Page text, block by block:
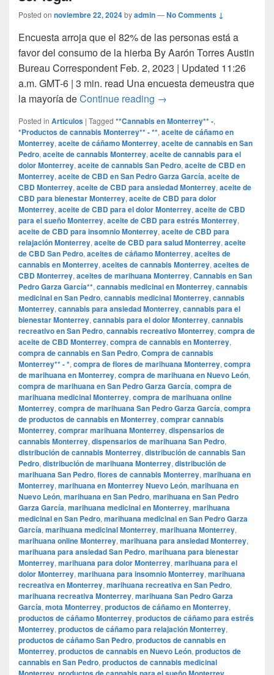
Posted on noviembre 22, 2024byadmin—No Comments ↓
Encuesta arroja que el 82% de las personas está a
favor del consumo de la hierba By Aarón Torres Austin
Bureau Correspondent Feb. 2, 2023 | Updated 11:26
a.m. GMT-6 | 3 min. read Una encuesta demeustra que
la mayoría deContinue reading Mayoría de los texanos
→
Posted in Articulos | Tagged **Cannabis en Monterrey** -,
*Productos de cannabis Monterrey** - **, aceite de cáñamo en
Monterrey, aceite de cáñamo Monterrey, aceite de cannabis en San
Pedro, aceite de cannabis Monterrey, aceite de cannabis para el
dolor Monterrey, aceite de cannabis San Pedro, aceite de CBD en
Monterrey, aceite de CBD en San Pedro Garza García, aceite de
CBD Monterrey, aceite de CBD para ansiedad Monterrey, aceite de
CBD para bienestar Monterrey, aceite de CBD para dolor
Monterrey, aceite de CBD para el dolor Monterrey, aceite de CBD
para el sueño Monterrey, aceite de CBD para estrés Monterrey,
aceite de CBD para insomnio Monterrey, aceite de CBD para
relajación Monterrey, aceite de CBD para salud Monterrey, aceite
de CBD San Pedro, aceites de cáñamo Monterrey, aceites de
cannabis en Monterrey, aceites de cannabis Monterrey, aceites de
CBD Monterrey, aceites de marihuana Monterrey, Cannabis en San
Pedro Garza García**, cannabis medicinal en Monterrey, cannabis
medicinal en San Pedro, cannabis medicinal Monterrey, cannabis
Monterrey, cannabis para ansiedad Monterrey, cannabis para el
bienestar Monterrey, cannabis para el dolor Monterrey, cannabis
recreativo en San Pedro, cannabis recreativo Monterrey, compra de
aceite de CBD Monterrey, compra de cannabis en Monterrey,
compra de cannabis en San Pedro, Compra de cannabis
Monterrey** - *, compra de flores de marihuana Monterrey, compra
de marihuana en Monterrey, compra de marihuana en Nuevo León,
compra de marihuana en San Pedro Garza García, compra de
marihuana medicinal Monterrey, compra de marihuana online
Monterrey, compra de marihuana San Pedro Garza García, compra
de productos de cannabis en Monterrey, comprar cannabis
Monterrey, comprar marihuana Monterrey, dispensarios de
cannabis Monterrey, dispensarios de marihuana San Pedro,
distribución de cannabis Monterrey, distribución de cannabis San
Pedro, distribución de marihuana Monterrey, distribución de
marihuana San Pedro, flores de cannabis Monterrey, marihuana en
Monterrey, marihuana en Monterrey Nuevo León, marihuana en
Nuevo León, marihuana en San Pedro, marihuana en San Pedro
Garza García, marihuana medicinal en Monterrey, marihuana
medicinal en San Pedro, marihuana medicinal en San Pedro Garza
García, marihuana medicinal Monterrey, marihuana Monterrey,
marihuana online Monterrey, marihuana para ansiedad Monterrey,
marihuana para ansiedad San Pedro, marihuana para bienestar
Monterrey, marihuana para dolor Monterrey, marihuana para el
dolor Monterrey, marihuana para insomnio Monterrey, marihuana
recreativa en Monterrey, marihuana recreativa en San Pedro,
marihuana recreativa Monterrey, marihuana San Pedro Garza
García, mota Monterrey, productos de cáñamo en Monterrey,
productos de cáñamo Monterrey, productos de cáñamo para estrés
Monterrey, productos de cáñamo para relajación Monterrey,
productos de cáñamo San Pedro, productos de cannabis en
Monterrey, productos de cannabis en Nuevo León, productos de
cannabis en San Pedro, productos de cannabis medicinal
, ,